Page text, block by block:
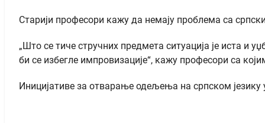
Старији професори кажу да немају проблема са
„Што се тиче стручних предмета ситуација је иста и
би се избегле импровизације“, кажу професори са
Иницијативе за отварање одељења на српском